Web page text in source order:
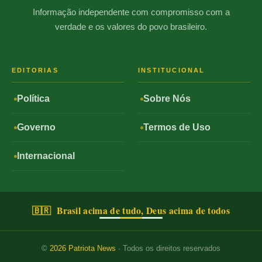
Informação independente com compromisso com a
verdade e os valores do povo brasileiro.
EDITORIAS
Política
Governo
Internacional
INSTITUCIONAL
Sobre Nós
Termos de Uso
🇧🇷 Brasil acima de tudo, Deus acima de todos
© 2026 Patriota News · Todos os direitos reservados